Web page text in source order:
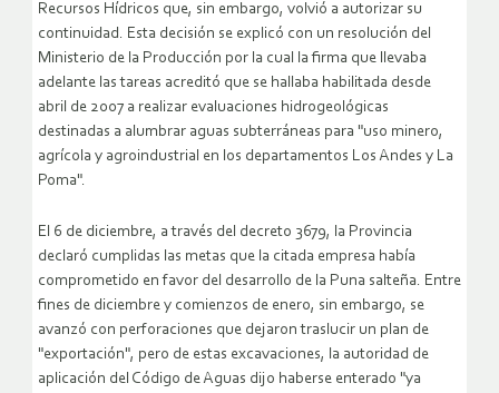
Recursos Hídricos que, sin embargo, volvió a autorizar su
continuidad. Esta decisión se explicó con un resolución del
Ministerio de la Producción por la cual la firma que llevaba
adelante las tareas acreditó que se hallaba habilitada desde
abril de 2007 a realizar evaluaciones hidrogeológicas
destinadas a alumbrar aguas subterráneas para "uso minero,
agrícola y agroindustrial en los departamentos Los Andes y La
Poma".
El 6 de diciembre, a través del decreto 3679, la Provincia
declaró cumplidas las metas que la citada empresa había
comprometido en favor del desarrollo de la Puna salteña. Entre
fines de diciembre y comienzos de enero, sin embargo, se
avanzó con perforaciones que dejaron traslucir un plan de
"exportación", pero de estas excavaciones, la autoridad de
aplicación del Código de Aguas dijo haberse enterado "ya